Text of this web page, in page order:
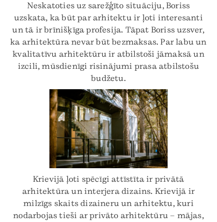
Neskatoties uz sarežģīto situāciju, Boriss
uzskata, ka būt par arhitektu ir ļoti interesanti
un tā ir brīnišķīga profesija. Tāpat Boriss uzsver,
ka arhitektūra nevar būt bezmaksas. Par labu un
kvalitatīvu arhitektūru ir atbilstoši jāmaksā un
izcili, mūsdienīgi risinājumi prasa atbilstošu
budžetu.
Krievijā ļoti spēcīgi attīstīta ir privātā
arhitektūra un interjera dizains. Krievijā ir
milzīgs skaits dizaineru un arhitektu, kuri
nodarbojas tieši ar privāto arhitektūru – mājas,